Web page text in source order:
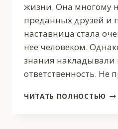
жизни. Она многому
преданных друзей и
наставница стала
нее человеком.
знания
ответственность. Не
ЧИТАТЬ ПОЛНОСТЬЮ НЕ